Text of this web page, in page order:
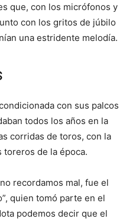
que, con los micrófonos y
con los gritos de júbilo
una estridente melodía.
con sus palcos
todos los años en la
corridas de toros, con la
de la época.
recordamos mal, fue el
quien tomó parte en el
podemos decir que el